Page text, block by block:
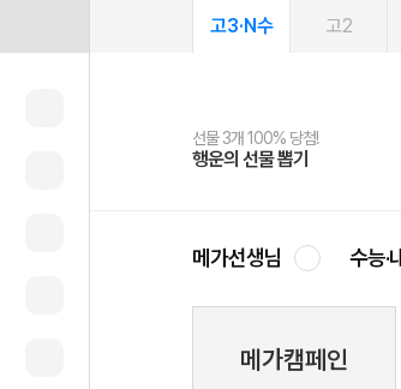
고3·N수 고2
선물 3개 100% 당첨!
행운의 선물 뽑기
선물 100% 증정!
메가스터디 X 올리브
여름방학 스터디 캐시백
메가런 썸머스쿨
2027 러셀 단과
강사 공개선발
스마트러닝앱
설문 EVENT
메가패스
3일 무료 체험권
메가패스 수강생 무료혜택!
메가클럽 멤버십
사회공헌 캠페인
희망이룸 메가나눔
메가선생님 수능·
메가캠페인